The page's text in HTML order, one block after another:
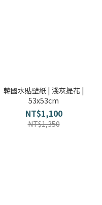
韓國水貼壁紙 | 淺灰提花 |
53x53cm
NT$1,100
NT$1,350